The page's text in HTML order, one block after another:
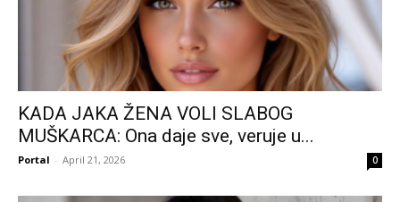
KADA JAKA ŽENA VOLI SLABOG
MUŠKARCA: Ona daje sve, veruje u...
Portal - April 21, 2026 0